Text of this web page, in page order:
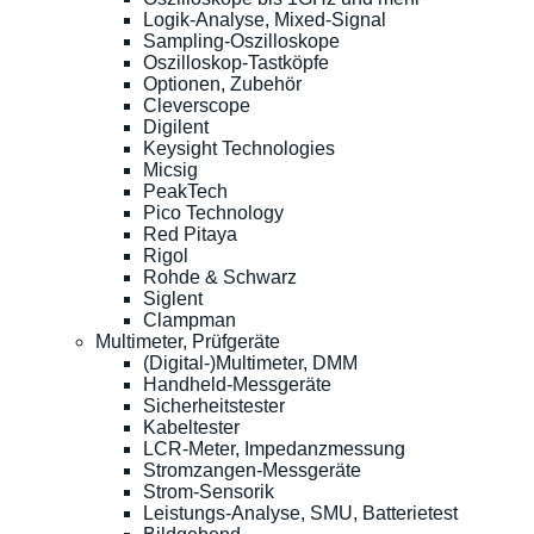
Logik-Analyse, Mixed-Signal
Sampling-Oszilloskope
Oszilloskop-Tastköpfe
Optionen, Zubehör
Cleverscope
Digilent
Keysight Technologies
Micsig
PeakTech
Pico Technology
Red Pitaya
Rigol
Rohde & Schwarz
Siglent
Clampman
Multimeter, Prüfgeräte
(Digital-)Multimeter, DMM
Handheld-Messgeräte
Sicherheitstester
Kabeltester
LCR-Meter, Impedanzmessung
Stromzangen-Messgeräte
Strom-Sensorik
Leistungs-Analyse, SMU, Batterietest